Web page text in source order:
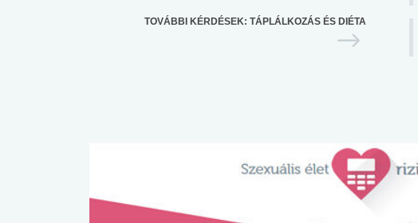
TOVÁBBI KÉRDÉSEK: TÁPLÁLKOZÁS ÉS DIÉTA